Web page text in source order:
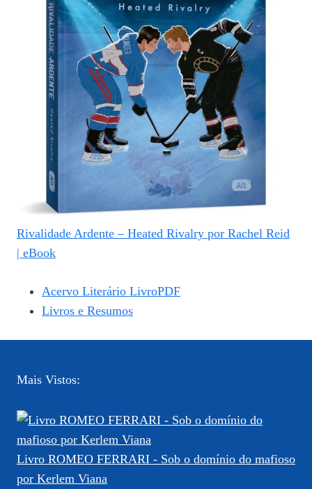
Rivalidade Ardente – Heated Rivalry por Rachel Reid
| eBook
Acervo Literário LivroPDF
Livros e Resumos
Mais Vistos:
Livro ROMEO FERRARI - Sob o domínio do mafioso
por Kerlem Viana